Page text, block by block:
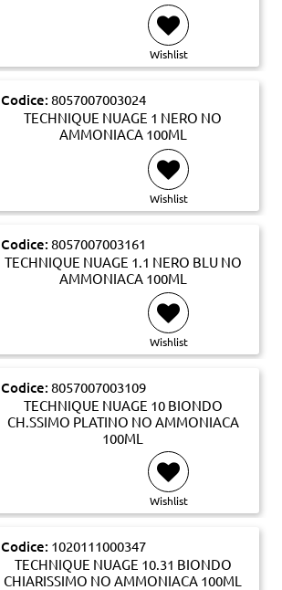
Wishlist
Codice: 8057007003024
TECHNIQUE NUAGE 1 NERO NO
AMMONIACA 100ML
Wishlist
Codice: 8057007003161
TECHNIQUE NUAGE 1.1 NERO BLU NO
AMMONIACA 100ML
Wishlist
Codice: 8057007003109
TECHNIQUE NUAGE 10 BIONDO
CH.SSIMO PLATINO NO AMMONIACA
100ML
Wishlist
Codice: 1020111000347
TECHNIQUE NUAGE 10.31 BIONDO
CHIARISSIMO NO AMMONIACA 100ML